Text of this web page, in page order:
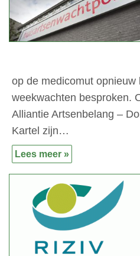
op de medicomut opnieuw
weekwachten besproken.
Alliantie Artsenbelang –
Kartel zijn…
Lees meer »